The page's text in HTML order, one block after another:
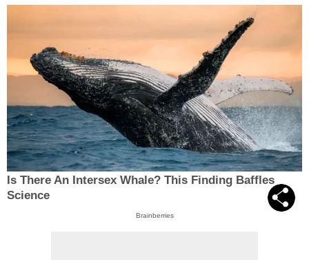
Is There An Intersex Whale? This Finding Baffles
Science
Brainberries